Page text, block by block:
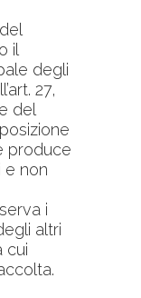
il
degli
27,
del
produce
e non
i
altri
cui